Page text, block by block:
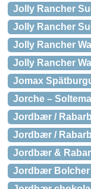
Jolly Rancher
Jolly Rancher
Jolly Rancher
Jolly Rancher
Jomax
Jorche –
Jordbær /
Jordbær /
Jordbær &
Jordbær Bolcher